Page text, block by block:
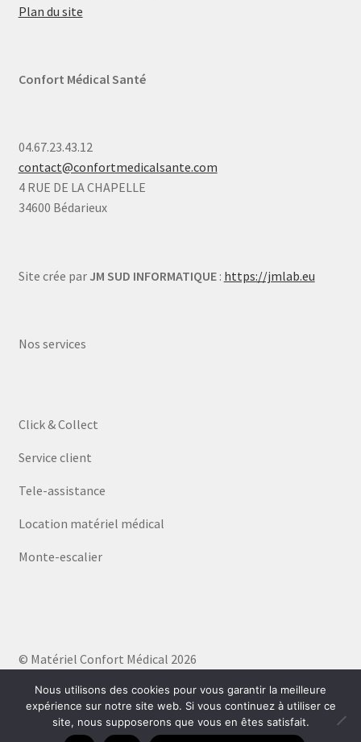
Plan du site
Confort Médical Santé
04.67.23.43.12
contact@confortmedicalsante.com
4 RUE DE LA CHAPELLE
34600 Bédarieux
Site crée par JM SUD INFORMATIQUE: https://jmlab.eu
Nos services
Click & Collect
Service client
Tele-assistance
Location matériel médical
Monte-escalier
© Matériel Confort Médical 2026
Nous utilisons des cookies pour vous garantir la meilleure
expérience sur notre site web. Si vous continuez à utiliser ce
site, nous supposerons que vous en êtes satisfait.